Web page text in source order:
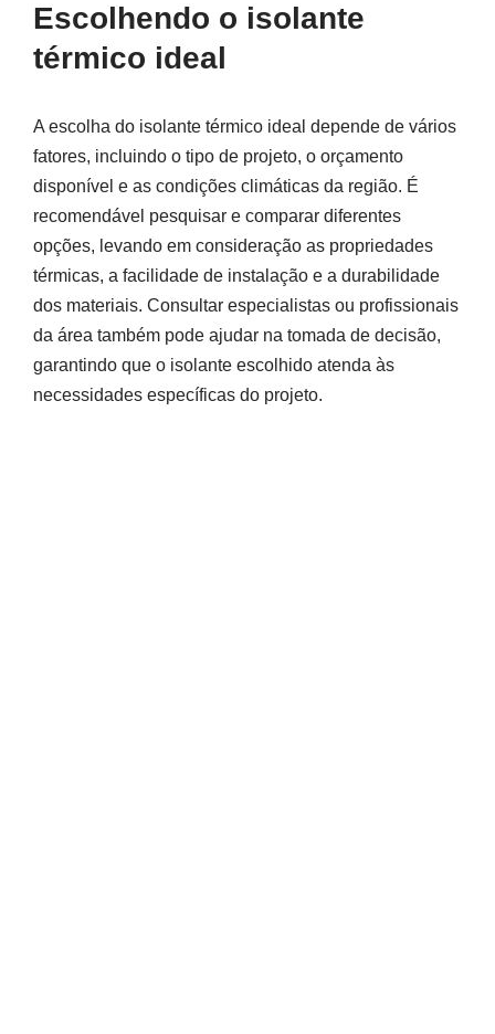
Escolhendo o isolante
térmico ideal
A escolha do isolante térmico ideal depende de vários
fatores, incluindo o tipo de projeto, o orçamento
disponível e as condições climáticas da região. É
recomendável pesquisar e comparar diferentes
opções, levando em consideração as propriedades
térmicas, a facilidade de instalação e a durabilidade
dos materiais. Consultar especialistas ou profissionais
da área também pode ajudar na tomada de decisão,
garantindo que o isolante escolhido atenda às
necessidades específicas do projeto.